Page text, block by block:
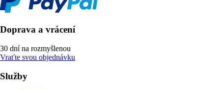
Doprava a vrácení
30 dní na rozmyšlenou
Vraťte svou objednávku
Služby